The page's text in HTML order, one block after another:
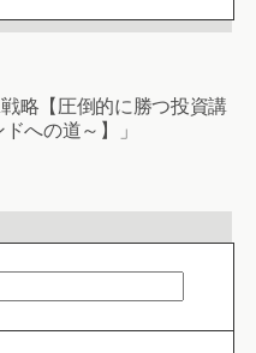
略【圧倒的に勝つ投資講
への道～】」